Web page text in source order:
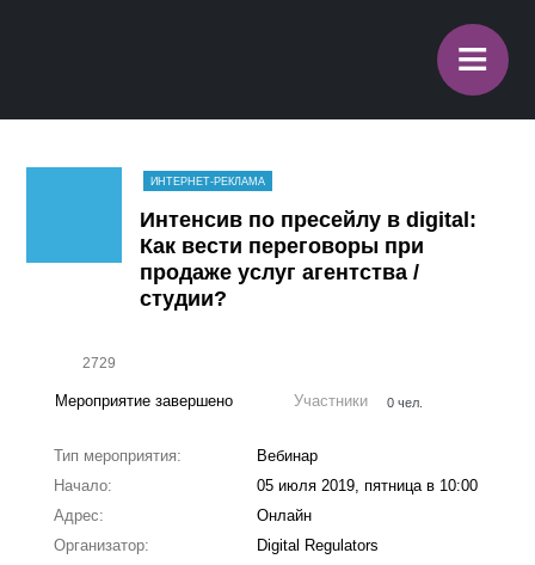
≡
ИНТЕРНЕТ-РЕКЛАМА
Интенсив по пресейлу в digital:
Как вести переговоры при
продаже услуг агентства /
студии?
2729
Мероприятие завершено Участники 0 чел.
Тип мероприятия:
Вебинар
Начало:
05 июля 2019, пятница в 10:00
Адрес:
Онлайн
Организатор:
Digital Regulators